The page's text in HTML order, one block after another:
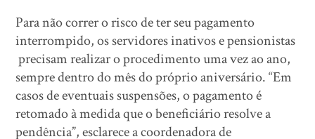
Para não correr o risco de ter seu pagamento
interrompido, os servidores inativos e pensionistas
precisam realizar o procedimento uma vez ao ano,
sempre dentro do mês do próprio aniversário. “Em
casos de eventuais suspensões, o pagamento é
retomado à medida que o beneficiário resolve a
pendência”, esclarece a coordenadora de